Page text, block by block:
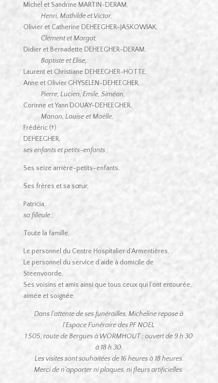
Michel et Sandrine MARTIN-DERAM,
Henri, Mathilde et Victor,
Olivier et Catherine DEHEEGHER-JASKOWIAK,
Clément et Margot,
Didier et Bernadette DEHEEGHER-DERAM,
Baptiste et Elise,
Laurent et Christiane DEHEEGHER-HOTTE,
Anne et Olivier GHYSELEN-DEHEEGHER,
Pierre, Lucien, Emile, Siméon,
Corinne et Yann DOUAY-DEHEEGHER,
Manon, Louise et Maëlle,
Frédéric (†)
ses enfants et petits-enfants ;
Ses seize arrière-petits-enfants,
Ses frères et sa sœur,
sa filleule ;
Toute la famille,
Le personnel du Centre Hospitalier d’Armentières,
Le personnel du service d’aide à domicile de
Steenvoorde,
Ses voisins et amis ainsi que tous ceux qui l’ont entourée,
aimée et soignée.
Dans l’attente de ses funérailles, Micheline repose à
l’Espace Funéraire des PF NOEL
1 505, route de Bergues à WORMHOUT ; ouvert de 9 h 30
à 18 h 30.
Les visites sont souhaitées de 16 heures à 18 heures.
Merci de n’apporter ni plaques, ni fleurs artificielles.